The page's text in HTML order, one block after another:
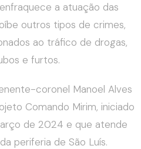
a atuação das
outros tipos de crimes,
ao tráfico de drogas,
e furtos.
coronel Manoel Alves
Comando Mirim, iniciado
de 2024 e que atende
periferia de São Luís.